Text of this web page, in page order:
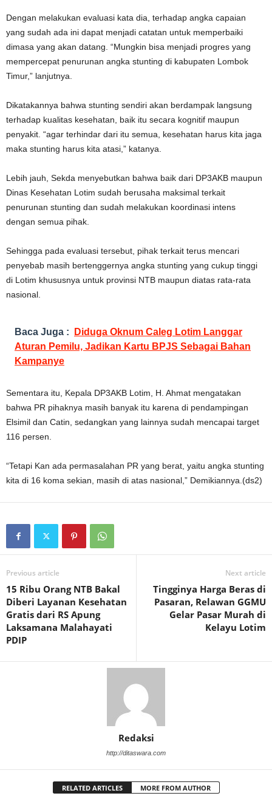
Dengan melakukan evaluasi kata dia, terhadap angka capaian
yang sudah ada ini dapat menjadi catatan untuk memperbaiki
dimasa yang akan datang. “Mungkin bisa menjadi progres yang
mempercepat penurunan angka stunting di kabupaten Lombok
Timur,” lanjutnya.
Dikatakannya bahwa stunting sendiri akan berdampak langsung
terhadap kualitas kesehatan, baik itu secara kognitif maupun
penyakit. “agar terhindar dari itu semua, kesehatan harus kita jaga
maka stunting harus kita atasi,” katanya.
Lebih jauh, Sekda menyebutkan bahwa baik dari DP3AKB maupun
Dinas Kesehatan Lotim sudah berusaha maksimal terkait
penurunan stunting dan sudah melakukan koordinasi intens
dengan semua pihak.
Sehingga pada evaluasi tersebut, pihak terkait terus mencari
penyebab masih bertenggernya angka stunting yang cukup tinggi
di Lotim khususnya untuk provinsi NTB maupun diatas rata-rata
nasional.
Baca Juga :
Diduga Oknum Caleg Lotim Langgar
Aturan Pemilu, Jadikan Kartu BPJS Sebagai Bahan
Kampanye
Sementara itu, Kepala DP3AKB Lotim, H. Ahmat mengatakan
bahwa PR pihaknya masih banyak itu karena di pendampingan
Elsimil dan Catin, sedangkan yang lainnya sudah mencapai target
116 persen.
“Tetapi Kan ada permasalahan PR yang berat, yaitu angka stunting
kita di 16 koma sekian, masih di atas nasional,” Demikiannya.(ds2)
Previous article
15 Ribu Orang NTB Bakal
Diberi Layanan Kesehatan
Gratis dari RS Apung
Laksamana Malahayati
PDIP
Next article
Tingginya Harga Beras di
Pasaran, Relawan GGMU
Gelar Pasar Murah di
Kelayu Lotim
Redaksi
http://ditaswara.com
RELATED ARTICLES MORE FROM AUTHOR